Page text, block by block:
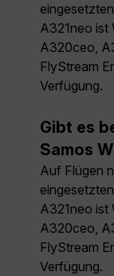
A321neo ist
A320ceo,
FlyStream
Verfügung.
Gibt es
Samos
Auf Flügen
A321neo ist
A320ceo,
FlyStream
Verfügung.